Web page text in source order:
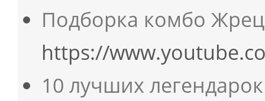
Подборка комбо
https://
10 лучших